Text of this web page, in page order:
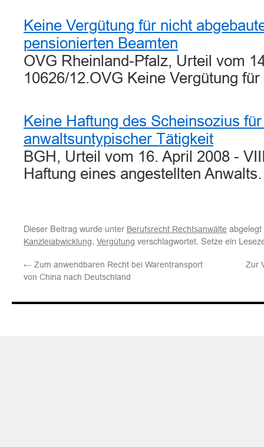
Keine Vergütung für nicht
pensionierten Beamten
OVG Rheinland-Pfalz, Urteil vom
10626/12.OVG Keine Vergütung
Keine Haftung des Scheinsozius
anwaltsuntypischer Tätigkeit
BGH, Urteil vom 16. April 2008 -
Haftung eines angestellten
Dieser Beitrag wurde unter Berufsrecht Rechtsanwälte
Kanzleiabwicklung, Vergütung verschlagwortet. Setze ein
← Zum anwendbaren Recht bei Warentransport
von China nach Deutschland
Zur